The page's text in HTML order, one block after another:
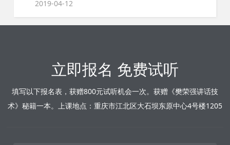
2019-04-12
立即报名 免费试听
填写以下报名表，获赠800元试听机会一次。获赠《樊荣强讲话技
术》秘籍一本。上课地点：重庆市江北区大石坝东原中心4号楼1205